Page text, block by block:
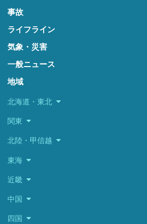
事故
ライフライン
気象・災害
一般ニュース
地域
北海道・東北
関東
北陸・甲信越
東海
近畿
中国
四国